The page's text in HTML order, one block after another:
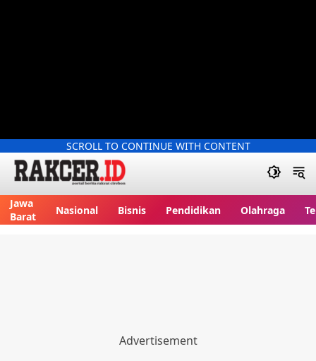
SCROLL TO CONTINUE WITH CONTENT
Jawa
Barat
Nasional Bisnis Pendidikan Olahraga